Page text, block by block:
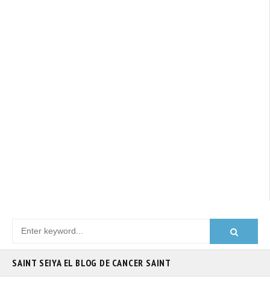
SAINT SEIYA EL BLOG DE CANCER SAINT